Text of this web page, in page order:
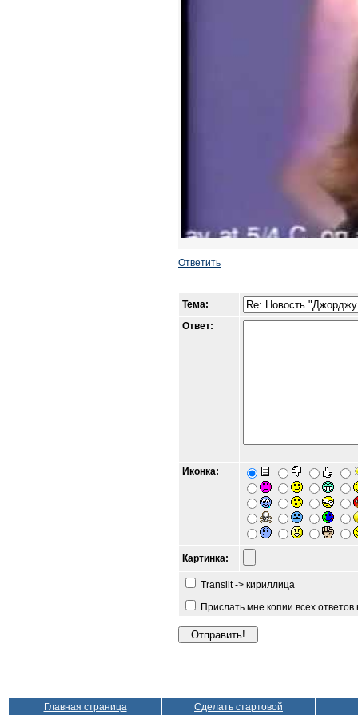
Ответить
Тема:
Ответ:
Иконка:
Картинка:
Translit -> кириллица
Прислать мне копии всех
Главная страница Сделать стартовой